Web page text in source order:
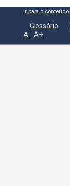
Ir para o conteúdo
Glossário
A A+